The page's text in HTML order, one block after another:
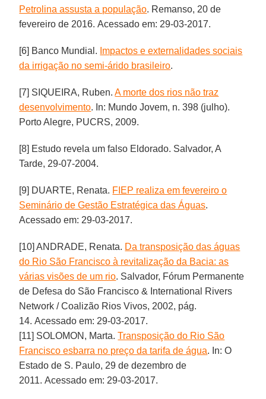
Petrolina assusta a população. Remanso, 20 de
fevereiro de 2016. Acessado em: 29-03-2017.
[6] Banco Mundial. Impactos e externalidades sociais
da irrigação no semi-árido brasileiro.
[7] SIQUEIRA, Ruben.A morte dos rios não traz
desenvolvimento. In: Mundo Jovem, n. 398 (julho).
Porto Alegre, PUCRS, 2009.
[8] Estudo revela um falso Eldorado. Salvador, A
Tarde, 29-07-2004.
[9] DUARTE, Renata. FIEP realiza em fevereiro o
Seminário de Gestão Estratégica das Águas.
Acessado em: 29-03-2017.
[10] ANDRADE, Renata. Da transposição das águas
do Rio São Francisco à revitalização da Bacia: as
várias visões de um rio. Salvador, Fórum Permanente
de Defesa do São Francisco & International Rivers
Network / Coalizão Rios Vivos, 2002, pág.
14. Acessado em: 29-03-2017.
[11] SOLOMON, Marta.Transposição do Rio São
Francisco esbarra no preço da tarifa de água. In: O
Estado de S. Paulo, 29 de dezembro de
2011. Acessado em: 29-03-2017.